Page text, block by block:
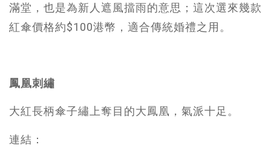
滿堂，也是為新人遮風擋雨的意思；這次選來幾款
紅傘價格約$100港幣，適合傳統婚禮之用。
鳳凰刺繡
大紅長柄傘子繡上奪目的大鳳凰，氣派十足。
連結：